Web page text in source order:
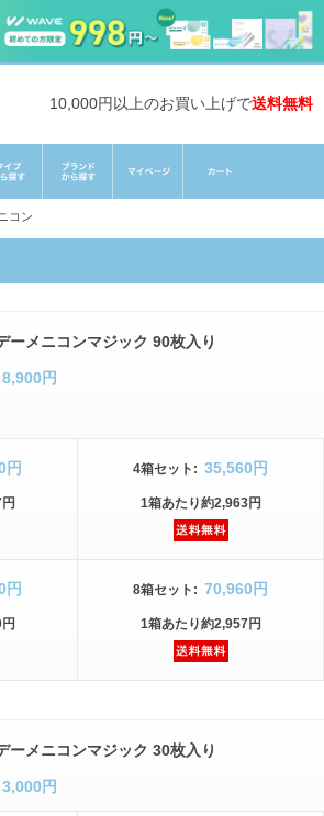
10,000円以上のお買い上げで送料無料
コン
ーメニコンマジック 90枚入り
8,900円
円 4箱セット : 35,560円
1箱あたり約2,963円
円 8箱セット : 70,960円
1箱あたり約2,957円
ーメニコンマジック 30枚入り
3,000円